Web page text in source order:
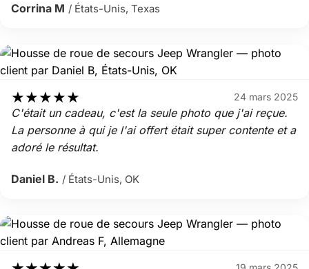
Corrina M / États-Unis, Texas
★★★★★ 24 mars 2025
C'était un cadeau, c'est la seule photo que j'ai reçue.
La personne à qui je l'ai offert était super contente et a
adoré le résultat.
Daniel B. / États-Unis, OK